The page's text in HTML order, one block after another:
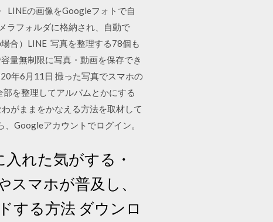
LINEの画像をGoogleフォトで自
ラフォルダに格納され、自動で
合）LINE 写真を整理する78個も
量無制限に写真・動画を保存でき
年6月11日 撮った写真でスマホの
を整理してアルバムとかにする
がままをかなえる方法を取材して
Googleアカウントでログイン。
れた気がする・
マホが普及し、
する方法 ダウンロ